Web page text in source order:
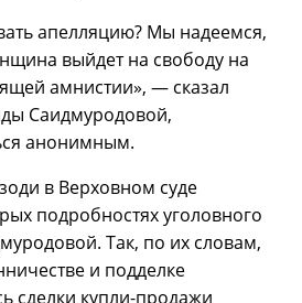
апелляцию? Мы надеемся,
выйдет на свободу на
амнистии», — сказал
Саидмуродовой,
анонимным.
в Верховном суде
подробностях уголовного
Так, по их словам,
и подделке
сделки купли-продажи